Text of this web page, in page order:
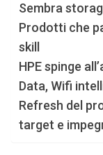
Sembra
Prodotti che
skill
HPE spinge
Data, Wifi
Refresh del
target e